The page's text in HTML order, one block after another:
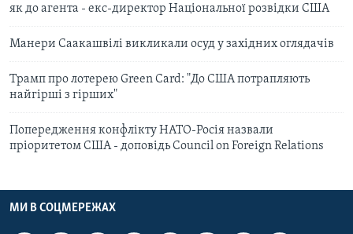
як до агента - екс-директор Національної розвідки США
Манери Саакашвілі викликали осуд у західних оглядачів
Трамп про лотерею Green Card: "До США потрапляють
найгірші з гірших"
Попередження конфлікту НАТО-Росія назвали
пріоритетом США - доповідь Council on Foreign Relations
МИ В СОЦМЕРЕЖАХ